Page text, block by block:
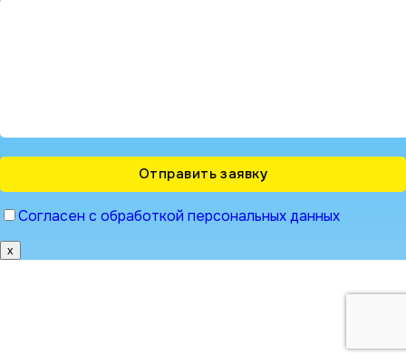
Согласен с обработкой персональных данных
x